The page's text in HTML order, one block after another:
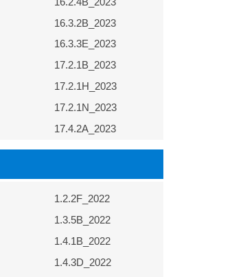
16.3.2B_2023
16.3.3E_2023
17.2.1B_2023
17.2.1H_2023
17.2.1N_2023
17.4.2A_2023
1.2.2F_2022
1.3.5B_2022
1.4.1B_2022
1.4.3D_2022